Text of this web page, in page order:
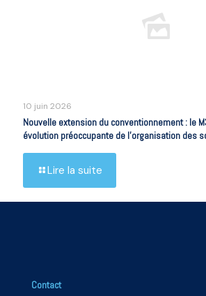
10 juin 2026
Nouvelle extension du conventionnement : le
évolution préoccupante de l’organisation des
Lire la suite
Contact